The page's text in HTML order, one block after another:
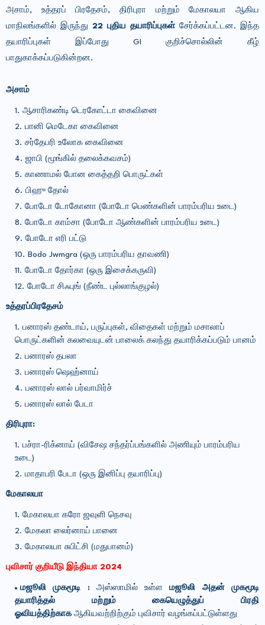
அசாம், உத்தரப் பிரதேசம், திரிபுரா மற்றும் மேகாலயா ஆகிய
மாநிலங்களில் இருந்து 22 புதிய தயாரிப்புகள்சேர்க்கப்பட்டன. இந்த
தயாரிப்புகள் இப்போது GI குறிச்சொல்லின் கீழ்
பாதுகாக்கப்படுகின்றன.
அசாம்
ஆசாரிகண்டி டெரகோட்டா கைவினை
பானி மெடேகா கைவினை
சர்தேபரி உலோக கைவினை
ஜாபி (மூங்கில் தலைக்கவசம்)
காணாமல் போன கைத்தறி பொருட்கள்
பிஹு தோல்
போடோ டோகோனா (போடோ பெண்களின் பாரம்பரிய உடை)
போடோ காம்சா (போடோ ஆண்களின் பாரம்பரிய உடை)
போடோ எரி பட்டு
Bodo Jwmgra (ஒரு பாரம்பரிய தாவணி)
போடோ தோர்கா (ஒரு இசைக்கருவி)
போடோ சிஃபுங் (நீண்ட புல்லாங்குழல்)
உத்தரப்பிரதேசம்
பனாரஸ் தண்டாய், பருப்புகள், விதைகள் மற்றும் மசாலாப்
பொருட்களின் கலவையுடன் பாலைக் கலந்து தயாரிக்கப்படும் பானம்
பனாரஸ் தபலா
பனாரஸ் ஷெஹ்னாய்
பனாரஸ் லால் பர்வாமிர்ச்
பனாரஸ் லால் பேடா
திரிபுரா:
பச்ரா-ரிக்னாய் (விசேஷ சந்தர்ப்பங்களில் அணியும் பாரம்பரிய
உடை)
மாதாபரி பேடா (ஒரு இனிப்பு தயாரிப்பு)
மேகாலயா
மேகாலயா கரோ ஜவுளி நெசவு
மேகலா லைர்னாய் பானை
மேகாலயா சுபிட்சி (மதுபானம்)
புவிசார் குறியீடு இந்தியா 2024
மஜூலி முகமூடி :அஸ்ஸாமில் உள்ள மஜூலி அதன் முகமூடி
தயாரித்தல் மற்றும் கையெழுத்துப் பிரதி
ஓவியத்திற்காகஆகியவற்றிற்கும் புவிசார் வழங்கப்பட்டுள்ளது